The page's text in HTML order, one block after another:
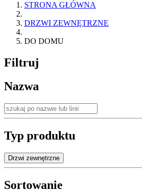
STRONA GŁÓWNA
DRZWI ZEWNĘTRZNE
DO DOMU
Filtruj
Nazwa
Typ produktu
Drzwi zewnętrzne
Sortowanie